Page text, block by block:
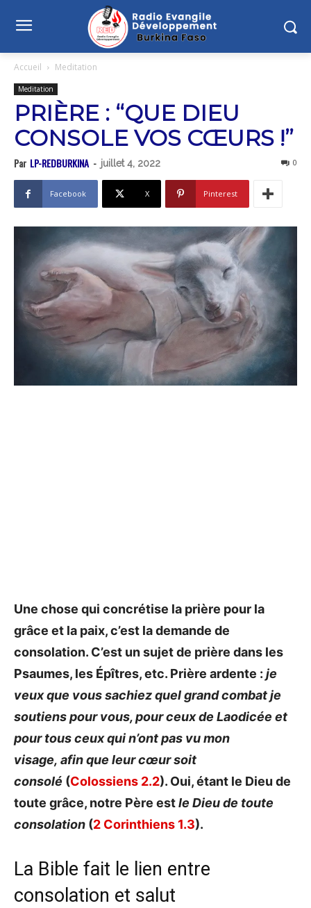
Accueil Meditation
Meditation
PRIÈRE : “QUE DIEU
CONSOLE VOS CŒURS !”
Par LP-REDBURKINA - juillet 4, 2022 0
Facebook X Pinterest
Une chose qui concrétise la prière pour la
grâce et la paix, c’est la demande de
consolation. C’est un sujet de prière dans les
Psaumes, les Épîtres, etc. Prière ardente : je
veux que vous sachiez quel grand combat je
soutiens pour vous, pour ceux de Laodicée et
pour tous ceux qui n’ont pas vu mon
visage, afin que leur cœur soit
consolé (Colossiens 2.2). Oui, étant le Dieu de
toute grâce, notre Père estle Dieu de toute
consolation (2 Corinthiens 1.3).
La Bible fait le lien entre
consolation et salut